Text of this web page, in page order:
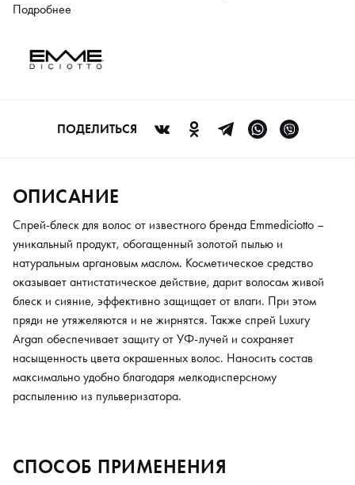
блеск и сияние, эффективно защищает от влаги. При этом
Argan обеспечивает защиту от УФ-лучей и сохраняет
насыщенность цвета окрашенных волос. Наносить состав
Подробнее
ПОДЕЛИТЬСЯ
ОПИСАНИЕ
Спрей-блеск для волос от известного бренда Emmediciotto –
уникальный продукт, обогащенный золотой пылью и
натуральным аргановым маслом. Косметическое средство
оказывает антистатическое действие, дарит волосам живой
блеск и сияние, эффективно защищает от влаги. При этом
пряди не утяжеляются и не жирнятся. Также спрей Luxury
Argan обеспечивает защиту от УФ-лучей и сохраняет
насыщенность цвета окрашенных волос. Наносить состав
максимально удобно благодаря мелкодисперсному
распылению из пульверизатора.
СПОСОБ ПРИМЕНЕНИЯ